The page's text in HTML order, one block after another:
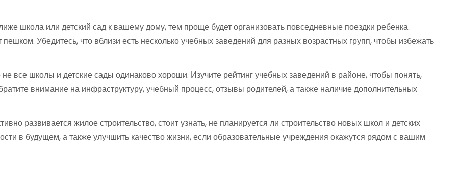
школа или детский сад к вашему дому, тем проще будет организовать повседневные поездки ребенка.
Убедитесь, что вблизи есть несколько учебных заведений для разных возрастных групп, чтобы избежать
все школы и детские сады одинаково хороши. Изучите рейтинг учебных заведений в районе, чтобы понять,
внимание на инфраструктуру, учебный процесс, отзывы родителей, а также наличие дополнительных
развивается жилое строительство, стоит узнать, не планируется ли строительство новых школ и детских
в будущем, а также улучшить качество жизни, если образовательные учреждения окажутся рядом с вашим